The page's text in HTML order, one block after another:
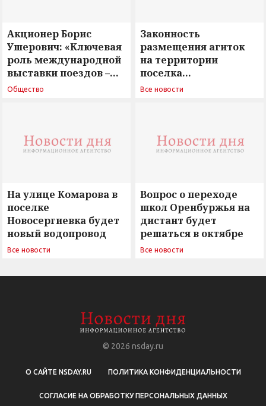
Акционер Борис
Ушерович: «Ключевая
роль международной
выставки поездов –
поиск ответов на
Общество
Законность
размещения агиток
на территории
поселка
Новосергиевка
Все новости
На улице Комарова в
поселке
Новосергиевка будет
новый водопровод
Все новости
Вопрос о переходе
школ Оренбуржья на
дистант будет
решаться в октябре
Все новости
© 2026 nsday.ru
О САЙТЕ NSDAY.RU ПОЛИТИКА КОНФИДЕНЦИАЛЬНОСТИ
СОГЛАСИЕ НА ОБРАБОТКУ ПЕРСОНАЛЬНЫХ ДАННЫХ